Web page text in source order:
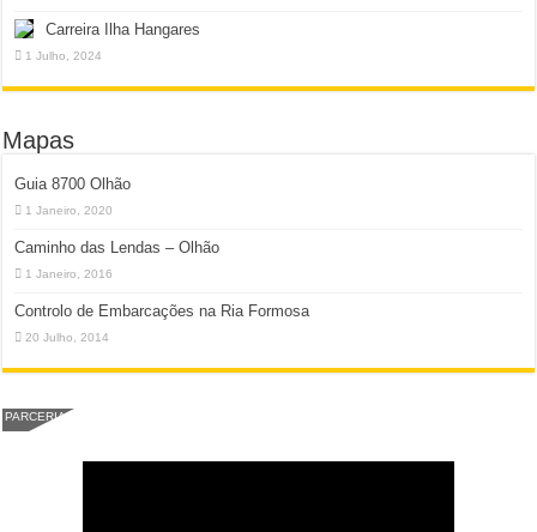
Carreira Ilha Hangares
1 Julho, 2024
Mapas
Guia 8700 Olhão
1 Janeiro, 2020
Caminho das Lendas – Olhão
1 Janeiro, 2016
Controlo de Embarcações na Ria Formosa
20 Julho, 2014
PARCERIA